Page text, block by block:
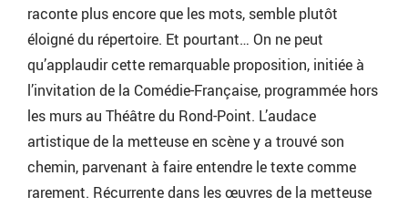
raconte plus encore que les mots, semble plutôt
éloigné du répertoire. Et pourtant… On ne peut
qu’applaudir cette remarquable proposition, initiée à
l’invitation de la Comédie-Française, programmée hors
les murs au Théâtre du Rond-Point. L’audace
artistique de la metteuse en scène y a trouvé son
chemin, parvenant à faire entendre le texte comme
rarement. Récurrente dans les œuvres de la metteuse